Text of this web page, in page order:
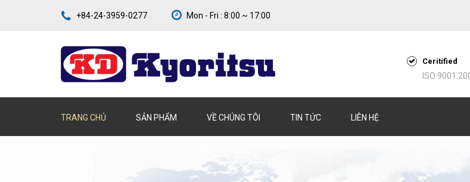
+84-24-3959-0277 Mon - Fri : 8:00 ~ 17:00
Ceritified
ISO
TRANG CHỦ SẢN PHẨM VỀ CHÚNG TÔI TIN TỨC LIÊN HỆ